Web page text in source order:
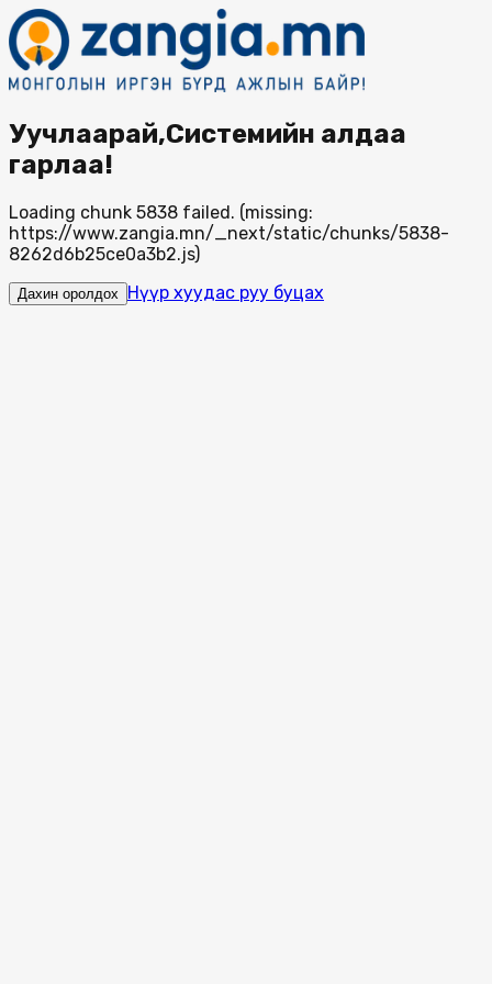
Уучлаарай,Системийн алдаа
гарлаа!
Loading chunk 5838 failed. (missing:
https://www.zangia.mn/_next/static/chunks/5838-
8262d6b25ce0a3b2.js)
Дахин оролдох Нүүр хуудас руу буцах